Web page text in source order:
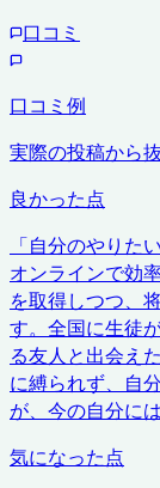
口コミ
口コミ例
実際の投稿から
良かった点
「自分のやりた
オンラインで効
を取得しつつ、
す。全国に生徒
る友人と出会え
に縛られず、自
が、今の自分に
気になった点